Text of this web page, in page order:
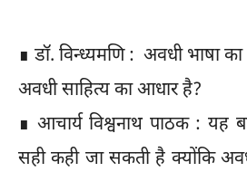
∎ डॉ. विन्ध्यमणि : अवधी भाषा
अवधी साहित्य का आधार है?
∎ आचार्य विश्वनाथ पाठक :
सही कही जा सकती है क्योंकि